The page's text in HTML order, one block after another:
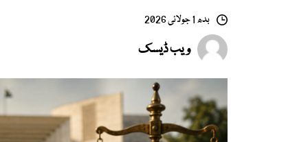
بدھ 1 جولائی 2026
ویب ڈیسک